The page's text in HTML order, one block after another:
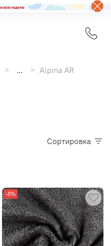
... Alpina AR
Сортировка
-8%